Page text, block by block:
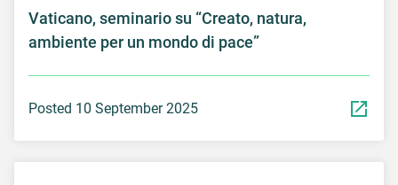
Vaticano, seminario su “Creato, natura,
ambiente per un mondo di pace”
Posted 10 September 2025